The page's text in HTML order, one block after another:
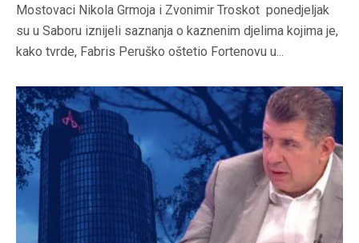
Mostovaci Nikola Grmoja i Zvonimir Troskot ponedjeljak
su u Saboru iznijeli saznanja o kaznenim djelima kojima je,
kako tvrde, Fabris Peruško oštetio Fortenovu u...